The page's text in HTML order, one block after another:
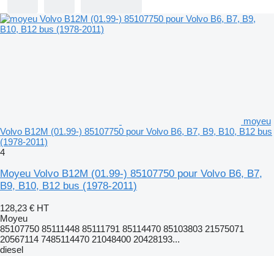
moyeu
Volvo B12M (01.99-) 85107750 pour Volvo B6, B7, B9, B10, B12 bus
(1978-2011)
4
Moyeu Volvo B12M (01.99-) 85107750 pour Volvo B6, B7,
B9, B10, B12 bus (1978-2011)
128,23 € HT
Moyeu
85107750 85111448 85111791 85114470 85103803 21575071
20567114 7485114470 21048400 20428193...
diesel